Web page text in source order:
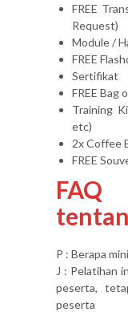
FREE
Request)
Module /
FREE
Sertifikat
FREE Bag
Training
etc)
2x Coffee
FREE
FAQ
P : Berapa
J : Pelatihan
peserta,
peserta